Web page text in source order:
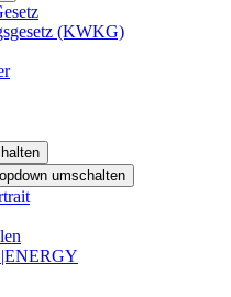
(KWKG)
umschalten